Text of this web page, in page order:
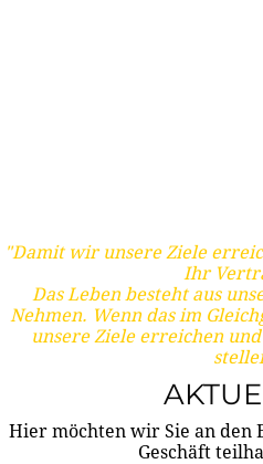
"Damit wir unsere Ziele
Ihr
Das Leben besteht aus
Nehmen. Wenn das im
unsere Ziele erreichen
Hier möchten wir Sie an den
Geschäft